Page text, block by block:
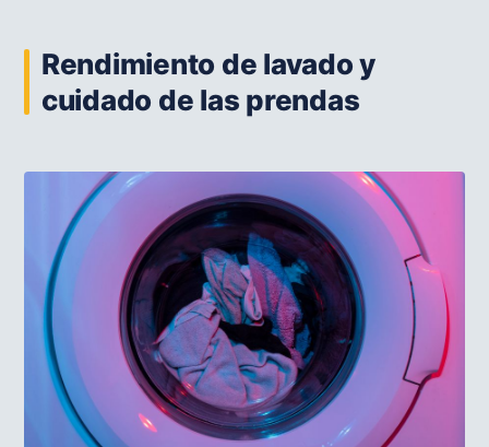
Rendimiento de lavado y
cuidado de las prendas